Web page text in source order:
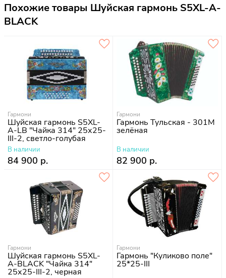
Похожие товары Шуйская гармонь S5XL-A-
BLACK
Гармони
Шуйская гармонь S5XL-
A-LB "Чайка 314" 25х25-
III-2, светло-голубая
В наличии
84 900 р.
Гармони
Гармонь Тульская - 301М
зелёная
В наличии
82 900 р.
Гармони
Шуйская гармонь S5XL-
A-BLACK "Чайка 314"
25х25-III-2, черная
Гармони
Гармонь "Куликово поле"
25*25-III